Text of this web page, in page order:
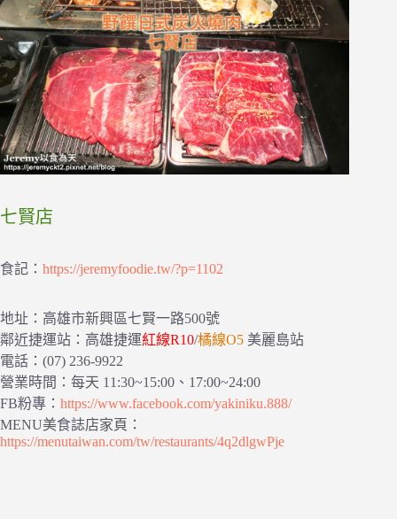
七賢店
食記： https://jeremyfoodie.tw/?p=1102
地址：高雄市新興區七賢一路500號
鄰近捷運站：高雄捷運紅線R10/橘線O5 美麗島站
電話：(07) 236-9922
營業時間：每天 11:30~15:00、17:00~24:00
FB粉專： https://www.facebook.com/yakiniku.888/
MENU美食誌店家頁：
https://menutaiwan.com/tw/restaurants/4q2dlgwPje